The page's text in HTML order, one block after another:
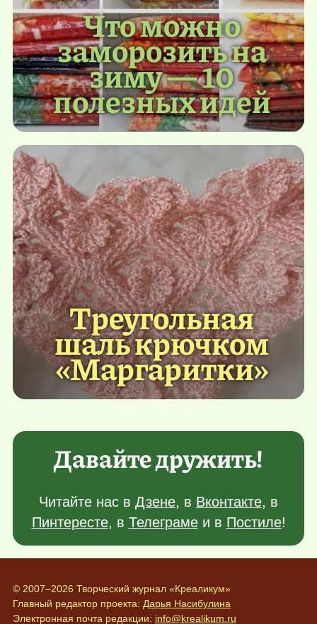
Что можно
заморозить на
зиму — 10
полезных идей
Треугольная
шаль крючком
«Маргаритки»
Давайте дружить!
Читайте нас в Дзене, в Вконтакте, в
Пинтересте, в Телеграмеи в Постиле!
© 2007–2026 Творческий журнал «Креаликум»
Главный редактор проекта: Дарья Насибулина
Электронная почта редакции: info@krealikum.ru